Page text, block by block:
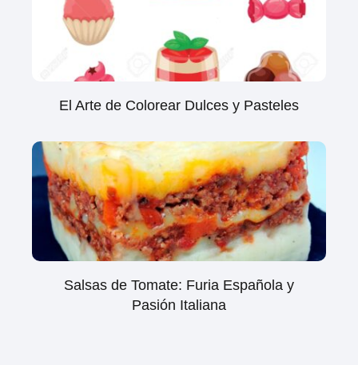
El Arte de Colorear Dulces y Pasteles
Salsas de Tomate: Furia Española y
Pasión Italiana